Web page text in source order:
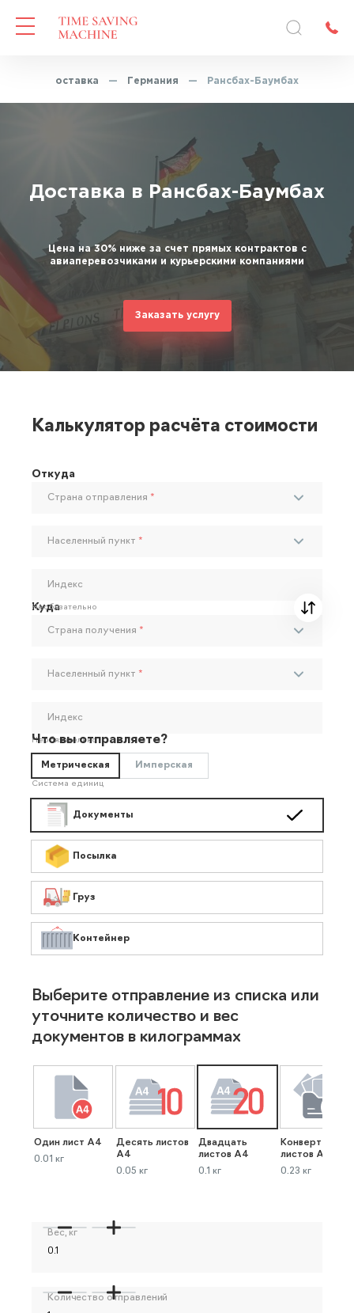
доставка — Германия — Рансбах-Баумбах
Доставка в Рансбах-Баумбах
Цена на 30% ниже за счет прямых контрактов с
авиаперевозчиками и курьерскими компаниями
Заказать услугу
Калькулятор расчёта стоимости
Откуда
Страна отправления *
Населенный пункт *
Индекс
Необязательно
Куда
Страна получения *
Населенный пункт *
Индекс
Необязательно
Что вы отправляете?
Метрическая Имперская
Система единиц
Документы
Посылка
Груз
Контейнер
Выберите отправление из списка или
уточните количество и вес
документов в килограммах
Один лист А4
0.01 кг
Десять листов
А4
0.05 кг
Двадцать
листов А4
0.1 кг
Конверт до 40
листов А4
0.23 кг
Вес, кг
Количество отправлений